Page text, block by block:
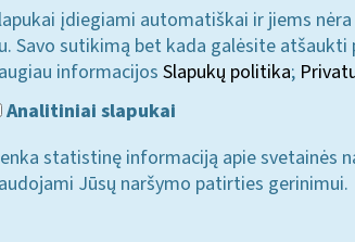
įdiegiami automatiškai ir jiems
Savo sutikimą bet kada galėsite atšaukti
informacijos Slapukų politika;
Analitiniai slapukai
statistinę informaciją apie svetainės
Jūsų naršymo patirties gerinimui.